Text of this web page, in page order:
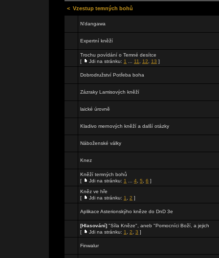
< Vzestup temných bohů
N'dangawa
Expertní kněží
Trochu povídání o Temné desítce
[
Jdi na stránku: 1 11 12 13 ]
Dobrodružství Potřeba boha
Zázraky Lamisových kněží
laické úrovně
Kladivo mernových kněží a další otázky
Náboženské války
Knez
Kněží temných bohů
[
Jdi na stránku: 1 4 5 6 ]
Kněz ve hře
[
Jdi na stránku: 1 2 ]
Aplikace Asterionskýho kněze do DnD 3e
[Hlasování] "Síla Kněze", aneb "Pomocníci Boží, a jejich
[
Jdi na stránku: 1 2 3 ]
Finwalur